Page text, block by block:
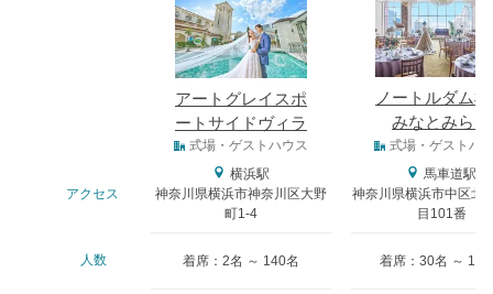
アートグレイスポ
ートサイドヴィラ
ノートルダム
みなとみらい
式場・ゲストハウス 式場・ゲストハ
アクセス
横浜駅
神奈川県横浜市神奈川区大野
町1-4
馬車道駅
神奈川県横浜市中区北
目101番
人数 着席：2名 ～ 140名 着席：30名 ～ 146